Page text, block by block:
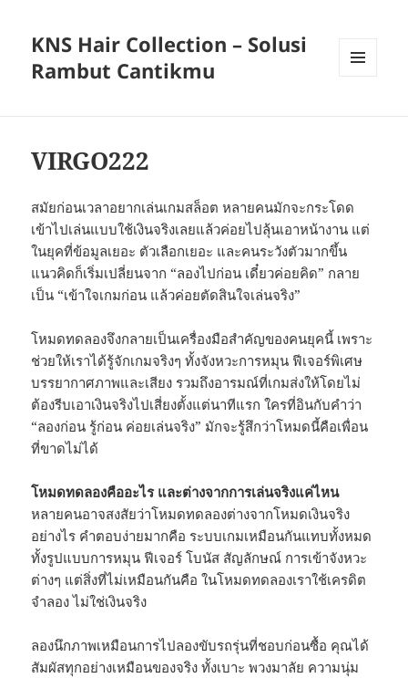
KNS Hair Collection – Solusi
Rambut Cantikmu
VIRGO222
สมัยก่อนเวลาอยากเล่นเกมสล็อต หลายคนมักจะกระโดด
เข้าไปเล่นแบบใช้เงินจริงเลยแล้วค่อยไปลุ้นเอาหน้างาน แต่
ในยุคที่ข้อมูลเยอะ ตัวเลือกเยอะ และคนระวังตัวมากขึ้น
แนวคิดก็เริ่มเปลี่ยนจาก “ลองไปก่อน เดี๋ยวค่อยคิด” กลาย
เป็น “เข้าใจเกมก่อน แล้วค่อยตัดสินใจเล่นจริง”
โหมดทดลองจึงกลายเป็นเครื่องมือสำคัญของคนยุคนี้ เพราะ
ช่วยให้เราได้รู้จักเกมจริงๆ ทั้งจังหวะการหมุน ฟีเจอร์พิเศษ
บรรยากาศภาพและเสียง รวมถึงอารมณ์ที่เกมส่งให้โดยไม่
ต้องรีบเอาเงินจริงไปเสี่ยงตั้งแต่นาทีแรก ใครที่อินกับคำว่า
“ลองก่อน รู้ก่อน ค่อยเล่นจริง” มักจะรู้สึกว่าโหมดนี้คือเพื่อน
ที่ขาดไม่ได้
โหมดทดลองคืออะไร และต่างจากการเล่นจริงแค่ไหน
หลายคนอาจสงสัยว่าโหมดทดลองต่างจากโหมดเงินจริง
อย่างไร คำตอบง่ายมากคือ ระบบเกมเหมือนกันแทบทั้งหมด
ทั้งรูปแบบการหมุน ฟีเจอร์ โบนัส สัญลักษณ์ การเข้าจังหวะ
ต่างๆ แต่สิ่งที่ไม่เหมือนกันคือ ในโหมดทดลองเราใช้เครดิต
จำลอง ไม่ใช่เงินจริง
ลองนึกภาพเหมือนการไปลองขับรถรุ่นที่ชอบก่อนซื้อ คุณได้
สัมผัสทุกอย่างเหมือนของจริง ทั้งเบาะ พวงมาลัย ความนุ่ม